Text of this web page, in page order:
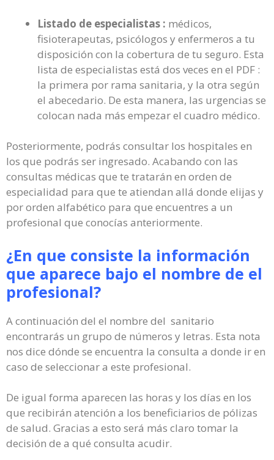
Listado de especialistas : médicos,
fisioterapeutas, psicólogos y enfermeros a tu
disposición con la cobertura de tu seguro. Esta
lista de especialistas está dos veces en el PDF :
la primera por rama sanitaria, y la otra según
el abecedario. De esta manera, las urgencias se
colocan nada más empezar el cuadro médico.
Posteriormente, podrás consultar los hospitales en
los que podrás ser ingresado. Acabando con las
consultas médicas que te tratarán en orden de
especialidad para que te atiendan allá donde elijas y
por orden alfabético para que encuentres a un
profesional que conocías anteriormente.
¿En que consiste la información
que aparece bajo el nombre de el
profesional?
A continuación del el nombre del sanitario
encontrarás un grupo de números y letras. Esta nota
nos dice dónde se encuentra la consulta a donde ir en
caso de seleccionar a este profesional.
De igual forma aparecen las horas y los días en los
que recibirán atención a los beneficiarios de pólizas
de salud. Gracias a esto será más claro tomar la
decisión de a qué consulta acudir.